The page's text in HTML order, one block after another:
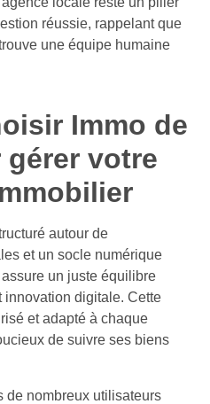
réussie, rappelant que
une équipe humaine
Immo de
gérer votre
autour de
et un socle numérique
un juste équilibre
innovation digitale. Cette
et adapté à chaque
de suivre ses biens
de nombreux utilisateurs